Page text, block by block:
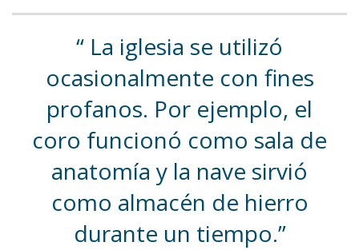
La iglesia se utilizó
ocasionalmente con fines
profanos. Por ejemplo, el
coro funcionó como sala de
anatomía y la nave sirvió
como almacén de hierro
durante un tiempo.